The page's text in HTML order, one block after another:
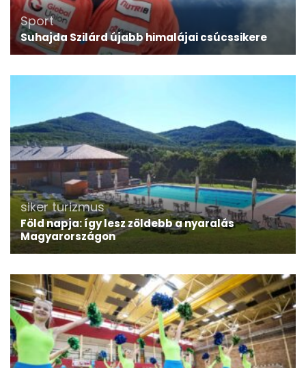
Sport
Suhajda Szilárd újabb himalájai csúcssikere
siker turizmus
Föld napja: így lesz zöldebb a nyaralás
Magyarországon